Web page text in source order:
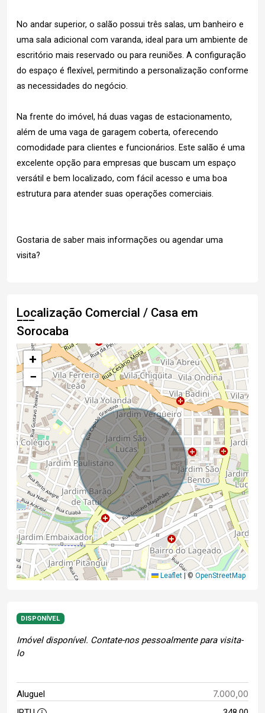
No andar superior, o salão possui três salas, um banheiro e
uma sala adicional com varanda, ideal para um ambiente de
escritório mais reservado ou para reuniões. A configuração
do espaço é flexível, permitindo a personalização conforme
as necessidades do negócio.
Na frente do imóvel, há duas vagas de estacionamento,
além de uma vaga de garagem coberta, oferecendo
comodidade para clientes e funcionários. Este salão é uma
excelente opção para empresas que buscam um espaço
versátil e bem localizado, com fácil acesso e uma boa
estrutura para atender suas operações comerciais.
Gostaria de saber mais informações ou agendar uma
visita?
Localização Comercial / Casa em
Sorocaba
+
−
Leaflet © OpenStreetMap
DISPONÍVEL
Imóvel disponível. Contate-nos pessoalmente para visita-
lo
Aluguel 7.000,00